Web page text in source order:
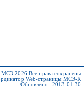
МСЭ 2026 Все права сохранены
Web-страницы МСЭ-R
Обновлено : 2013-01-30